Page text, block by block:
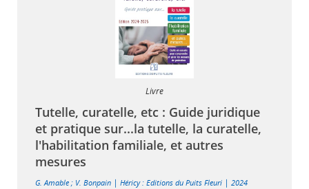
Livre
Tutelle, curatelle, etc : Guide juridique
et pratique sur...la tutelle, la curatelle,
l'habilitation familiale, et autres
mesures
G. Amable ; V. Bonpain | Héricy : Editions du Puits Fleuri | 2024